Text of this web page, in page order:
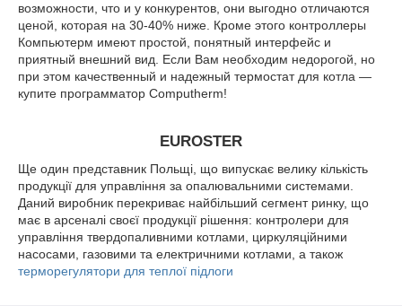
возможности, что и у конкурентов, они выгодно отличаются
ценой, которая на 30-40% ниже. Кроме этого контроллеры
Компьютерм имеют простой, понятный интерфейс и
приятный внешний вид. Если Вам необходим недорогой, но
при этом качественный и надежный термостат для котла ―
купите программатор Computherm!
EUROSTER
Ще один представник Польщі, що випускає велику кількість
продукції для управління за опалювальними системами.
Даний виробник перекриває найбільший сегмент ринку, що
має в арсеналі своєї продукції рішення: контролери для
управління твердопаливними котлами, циркуляційними
насосами, газовими та електричними котлами, а також
терморегулятори для теплої підлоги